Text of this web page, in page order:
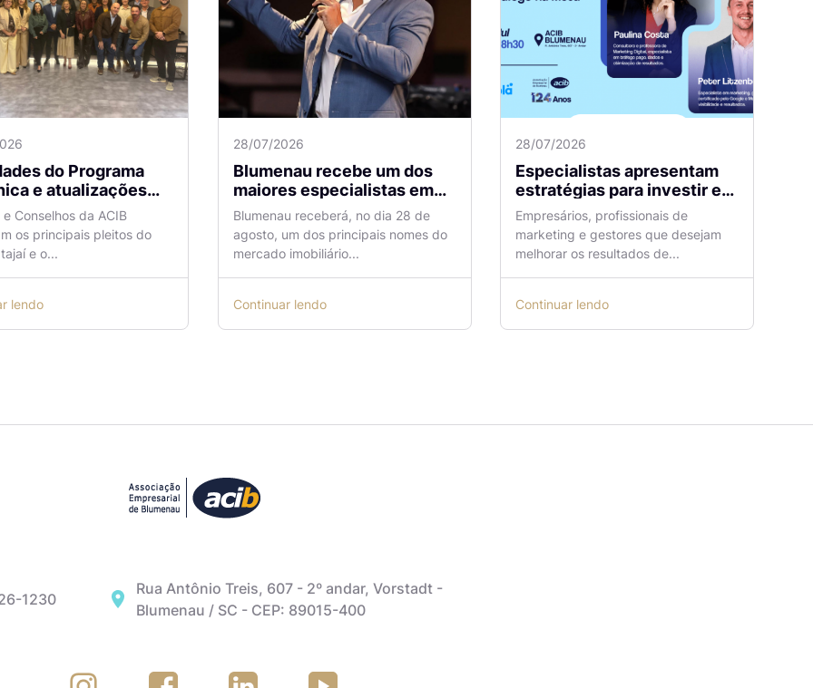
do Programa
e atualizações
Aeroporto de
são temas de
na ACIB
Conselhos da ACIB
os principais pleitos do
e o...
lendo
28/07/2026
Blumenau recebe um dos
maiores especialistas em
vendas do mercado
imobiliário
Blumenau receberá, no dia 28 de
agosto, um dos principais nomes do
mercado imobiliário...
Continuar lendo
28/07/2026
Especialistas apresentam
estratégias para investir em
tráfego pago com mais
eficiência
Empresários, profissionais de
marketing e gestores que desejam
melhorar os resultados de...
Continuar lendo
1230
Rua Antônio Treis, 607 - 2º andar, Vorstadt -
Blumenau / SC - CEP: 89015-400